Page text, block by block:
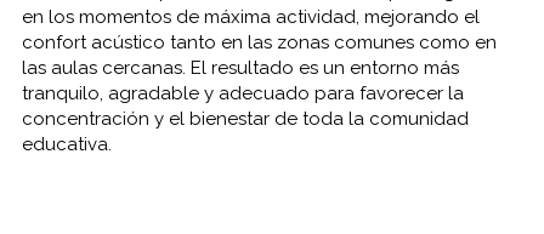
en los momentos de máxima actividad, mejorando el
confort acústico tanto en las zonas comunes como en
las aulas cercanas. El resultado es un entorno más
tranquilo, agradable y adecuado para favorecer la
concentración y el bienestar de toda la comunidad
educativa.